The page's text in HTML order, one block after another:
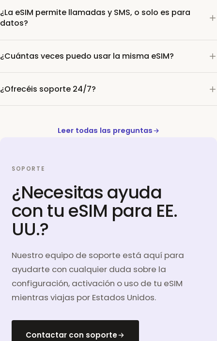
¿La eSIM permite llamadas y SMS, o solo es para
datos?
¿Cuántas veces puedo usar la misma eSIM?
¿Ofrecéis soporte 24/7?
Leer todas las preguntas
SOPORTE
¿Necesitas ayuda
con tu eSIM para EE.
UU.?
Nuestro equipo de soporte está aquí para
ayudarte con cualquier duda sobre la
configuración, activación o uso de tu eSIM
mientras viajas por Estados Unidos.
Contactar con soporte